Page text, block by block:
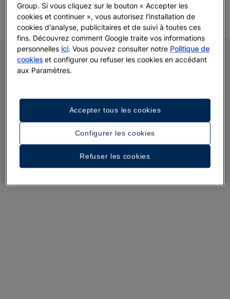
Group. Si vous cliquez sur le bouton « Accepter les
cookies et continuer », vous autorisez l'installation de
cookies d'analyse, publicitaires et de suivi à toutes ces
fins. Découvrez comment Google traite vos informations
personnelles ici. Vous pouvez consulter notre Politique de
cookies et configurer ou refuser les cookies en accédant
aux Paramètres.
Configurer les cookies
Refuser les cookies
Accepter tous les cookies